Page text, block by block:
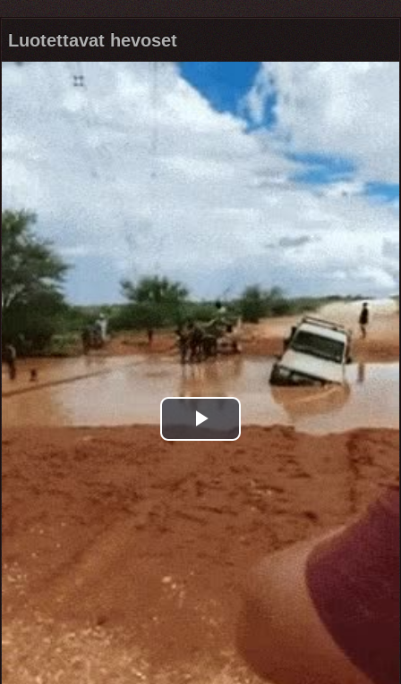
Luotettavat hevoset
Play
Video